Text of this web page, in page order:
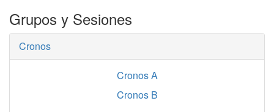
Grupos y Sesiones
Cronos
Cronos A
Cronos B